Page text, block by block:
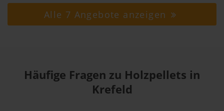
Alle 7 Angebote anzeigen
Häufige Fragen zu Holzpellets in
Krefeld